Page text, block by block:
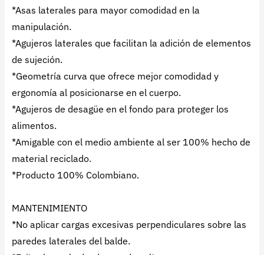
*Asas laterales para mayor comodidad en la
manipulación.
*Agujeros laterales que facilitan la adición de elementos
de sujeción.
*Geometría curva que ofrece mejor comodidad y
ergonomía al posicionarse en el cuerpo.
*Agujeros de desagüe en el fondo para proteger los
alimentos.
*Amigable con el medio ambiente al ser 100% hecho de
material reciclado.
*Producto 100% Colombiano.
MANTENIMIENTO
*No aplicar cargas excesivas perpendiculares sobre las
paredes laterales del balde.